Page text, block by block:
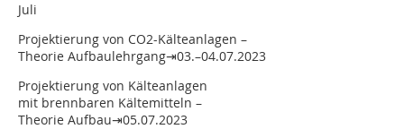
Juli
Projektierung von CO2-Kälteanlagen –
Theorie Aufbaulehrgang⇥03.–04.07.2023
Projektierung von Kälteanlagen
mit brennbaren Kältemitteln –
Theorie Aufbau⇥05.07.2023